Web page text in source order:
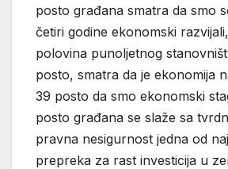
posto građana smatra da smo
četiri godine ekonomski
polovina punoljetnog
posto, smatra da je ekonomija
39 posto da smo ekonomski
posto građana se slaže sa
pravna nesigurnost jedna od
prepreka za rast investicija u